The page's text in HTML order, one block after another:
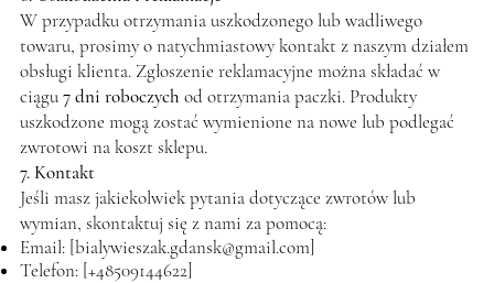
W przypadku otrzymania uszkodzonego lub wadliwego
towaru, prosimy o natychmiastowy kontakt z naszym działem
obsługi klienta. Zgłoszenie reklamacyjne można składać w
ciągu7 dni roboczych od otrzymania paczki. Produkty
uszkodzone mogą zostać wymienione na nowe lub podlegać
zwrotowi na koszt sklepu.
7. Kontakt
Jeśli masz jakiekolwiek pytania dotyczące zwrotów lub
wymian, skontaktuj się z nami za pomocą:
Email: [bialywieszak.gdansk@gmail.com]
Telefon: [+48509144622]